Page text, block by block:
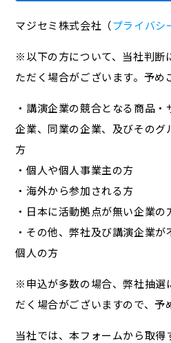
マジセミ株式会社（プライバシ
※以下の方について、当社判断
ただく場合がございます。予め
・講演企業の競合となる商品
企業、同業の企業、及びそのグ
方
・個人や個人事業主の方
・海外から参加される方
・日本に活動拠点が無い企業の
・その他、弊社及び講演企業が
個人の方
※申込が多数の場合、弊社抽選
だく場合がございますので、予
当社では、本フォームから取